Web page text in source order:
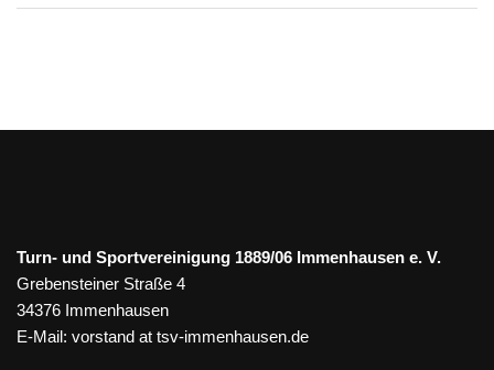
Turn- und Sportvereinigung 1889/06 Immenhausen e. V.
Grebensteiner Straße 4
34376 Immenhausen
E-Mail: vorstand at tsv-immenhausen.de